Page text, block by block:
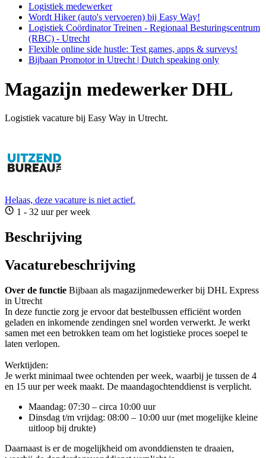
Logistiek medewerker
Wordt Hiker (auto's vervoeren) bij Easy Way!
Logistiek Coördinator Treinen - Regionaal Besturingscentrum
(RBC) - Utrecht
Flexible online side hustle: Test games, apps & surveys!
Bijbaan Promotor in Utrecht | Dutch speaking only
Magazijn medewerker DHL
Logistiek vacature bij Easy Way in Utrecht.
Helaas, deze vacature is niet actief.
1 - 32 uur per week
Beschrijving
Vacaturebeschrijving
Over de functie Bijbaan als magazijnmedewerker bij DHL Express
in Utrecht
In deze functie zorg je ervoor dat bestelbussen efficiënt worden
geladen en inkomende zendingen snel worden verwerkt. Je werkt
samen met een betrokken team om het logistieke proces soepel te
laten verlopen.
Werktijden:
Je werkt minimaal twee ochtenden per week, waarbij je tussen de 4
en 15 uur per week maakt. De maandagochtenddienst is verplicht.
Maandag: 07:30 – circa 10:00 uur
Dinsdag t/m vrijdag: 08:00 – 10:00 uur (met mogelijke kleine
uitloop bij drukte)
Daarnaast is er de mogelijkheid om avonddiensten te draaien,